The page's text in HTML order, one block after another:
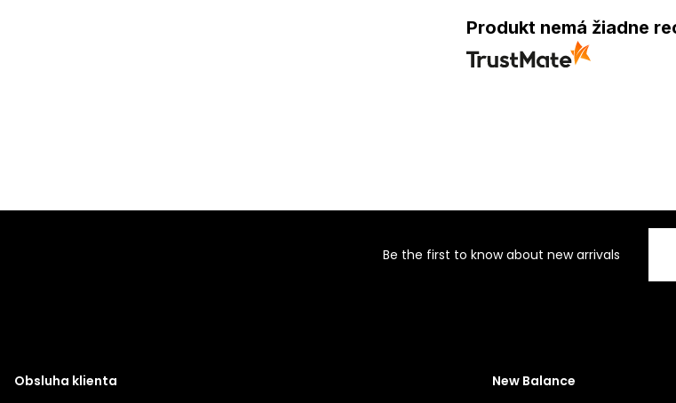
Produkt nemá žiadne
Be the first to know about new arrivals
Obsluha klienta
New Balance